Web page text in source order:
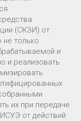
(СКЗИ) от
не только
и
и реализовать
их при передаче
от действий